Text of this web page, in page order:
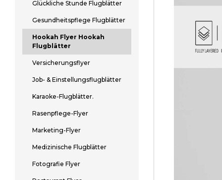
Glückliche Stunde Flugblätter
Gesundheitspflege Flugblätter
Hookah Flyer Hookah
Flugblätter
Versicherungsflyer
Job- & Einstellungsflugblätter
Karaoke-Flugblätter.
Rasenpflege-Flyer
Marketing-Flyer
Medizinische Flugblätter
Fotografie Flyer